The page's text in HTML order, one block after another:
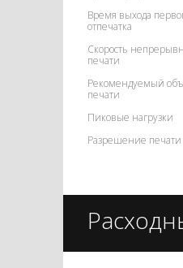
Время выхода
отпечатка
Скорость
печати
Рекомендуемый
печати
Пиковые нагрузки
Разрешение печати